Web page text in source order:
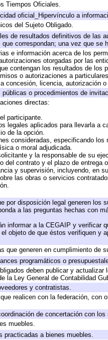
Tiempos Oficiales.
oficial_Hipervínculo a
del Sujeto Obligado.
de resultados definitivos de las
correspondan; una vez que
e información acerca de los
otorgadas por las
contengan los resultados de los
o autorizaciones a
concesión, licencia, autorización
o procedimientos de
directas:
participante.
legales aplicados para llevarla a
de la opción.
consideradas, especificando los
o moral adjudicada.
y la responsable de su
del contrato y el plazo de entrega
y supervisión, incluyendo, en
las obras o servicios
por disposición legal generen los
a las preguntas hechas con
informar a la CEGAIP y verificar
objeto de que éstos verifiquen y
que generen en cumplimiento de
programáticos o
deben publicar y
la Ley General de Contabilidad
y contratistas.
realicen con la federación, con
de concertación con
muebles.
practicadas a bienes muebles.